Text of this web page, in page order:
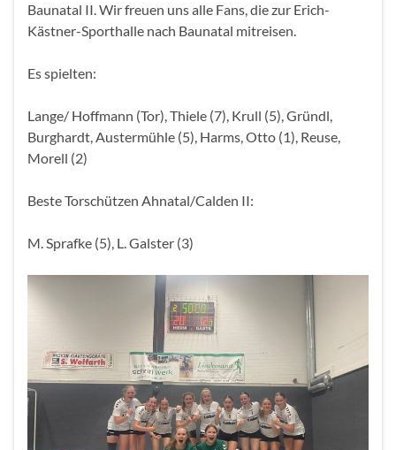
Baunatal II. Wir freuen uns alle Fans, die zur Erich-
Kästner-Sporthalle nach Baunatal mitreisen.
Es spielten:
Lange/ Hoffmann (Tor), Thiele (7), Krull (5), Gründl,
Burghardt, Austermühle (5), Harms, Otto (1), Reuse,
Morell (2)
Beste Torschützen Ahnatal/Calden II:
M. Sprafke (5), L. Galster (3)